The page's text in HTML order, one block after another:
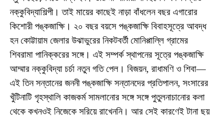
নক্কুবিদ্যাশিল্পী। তাই মায়ের কাছেই নাড়া বাঁধলেন বছর এগারোর
কিশোরী পঙ্কজাক্ষি। ২০ বছর বয়সে পঙ্কজাক্ষি বিবাহসূত্রে আবদ্ধ
হন কোট্টায়াম জেলার উঝাভুরের নিকটবর্তী মোনিপ্পাল্লি গ্রামের
শিবরামা পানিক্করের সঙ্গে। এই সম্পর্ক স্থাপনের সূত্রে পঙ্কজাক্ষি
আম্মার নক্কুবিদ্যা চর্চা নতুন গতি পেল। বিজয়ন, রাধামণি ও শিবা—
এই তিন সন্তানের জননী পঙ্কজাক্ষি সন্তানদের প্রতিপালন, সংসারের
খুঁটিনাটি গৃহস্থালি কাজকর্ম সামলানোর সঙ্গে সঙ্গে পুতুলনাচানোর কলা
থেকে কখনওই নিজেকে সরিয়ে রাখেননি। আর সেই কারণেই টানা ছয়